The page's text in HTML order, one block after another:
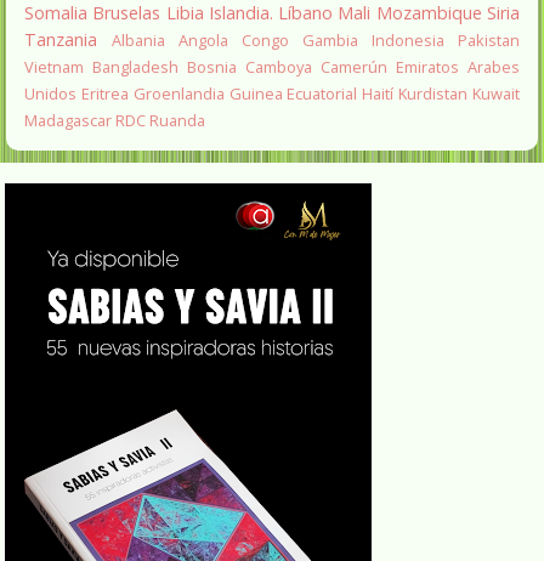
Somalia Bruselas Libia Islandia. Líbano Mali Mozambique Siria
Tanzania
Albania Angola Congo Gambia Indonesia
Pakistan
Vietnam Bangladesh Bosnia Camboya Camerún Emiratos Arabes
Unidos Eritrea Groenlandia Guinea Ecuatorial Haití Kurdistan Kuwait
Madagascar RDC Ruanda